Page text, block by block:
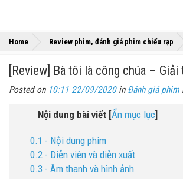
Home Review phim, đánh giá phim chiếu rạp
[Review] Bà tôi là công chúa – Giải
Posted on 10:11 22/09/2020in Đánh giá phim
Nội dung bài viết[Ẩn mục lục]
0.1 - Nội dung phim
0.2 - Diễn viên và diễn xuất
0.3 - Âm thanh và hình ảnh